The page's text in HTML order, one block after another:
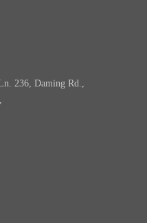
236, Daming Rd.,